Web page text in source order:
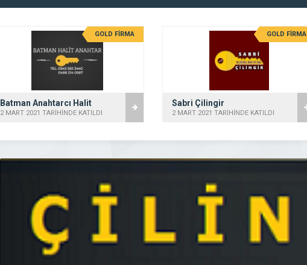
GOLD FİRMA
Batman Anahtarcı Halit
2 MART 2021 TARİHİNDE KATILDI
GOLD FİRMA
Sabri Çilingir
2 MART 2021 TARİHİNDE KATILDI